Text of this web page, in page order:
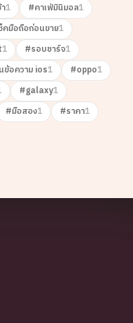
1 #คาเฟ่มินิมอล1
คมือถือก่อนขาย1
1 #รอบชาร์จ1
ข้อความ ios1 #oppo1
#galaxy1
#มือสอง1 #ราคา1